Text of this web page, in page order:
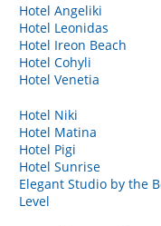
Hotel Angeliki
Hotel Leonidas
Hotel Ireon Beach
Hotel Cohyli
Hotel Venetia
Hotel Niki
Hotel Matina
Hotel Pigi
Hotel Sunrise
Elegant Studio by the
Level